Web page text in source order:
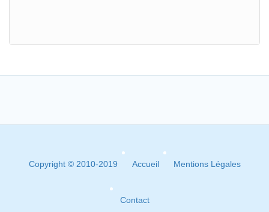
Copyright © 2010-2019 Accueil Mentions Légales
Contact